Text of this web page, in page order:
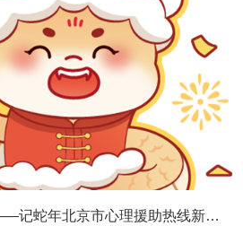
记蛇年北京市心理援助热线新春